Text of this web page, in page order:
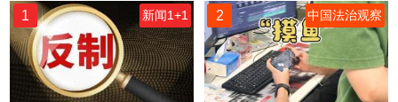
1 新闻1+1 2 中国法治观察